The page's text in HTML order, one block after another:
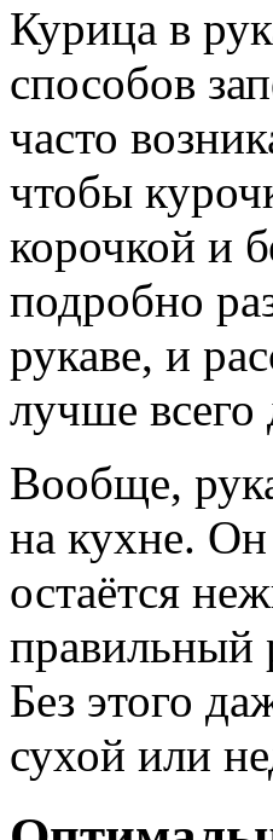
Курица в
способов
часто
чтобы
корочкой и
подробно
рукаве, и
лучше всего
Вообще,
на кухне. Он
остаётся
правильный
Без этого
сухой или